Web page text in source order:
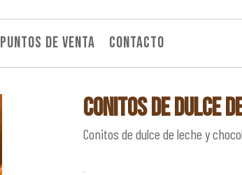
PUNTOS DE VENTA CONTACTO
Conitos de dulce
Conitos de dulce de leche y